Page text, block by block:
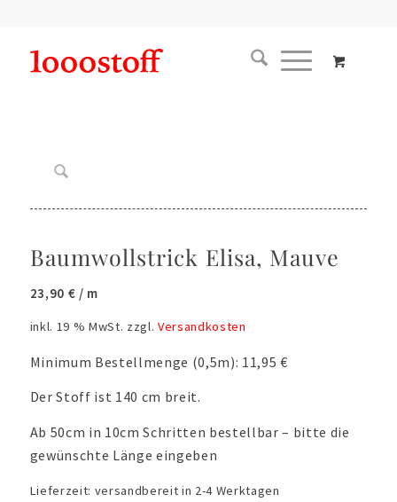
Baumwollstrick Elisa, Mauve
23,90 € / m
inkl. 19 % MwSt. zzgl. Versandkosten
Minimum Bestellmenge (0,5m): 11,95 €
Der Stoff ist 140 cm breit.
Ab 50cm in 10cm Schritten bestellbar – bitte die
gewünschte Länge eingeben
Lieferzeit: versandbereit in 2-4 Werktagen